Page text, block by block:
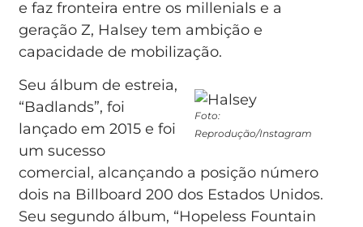
e faz fronteira entre os millenials e a
geração Z, Halsey tem ambição e
capacidade de mobilização.
Foto:
Reprodução/Instagram
Seu álbum de estreia,
“Badlands”, foi
lançado em 2015 e foi
um sucesso
comercial, alcançando a posição número
dois na Billboard 200 dos Estados Unidos.
Seu segundo álbum, “Hopeless Fountain